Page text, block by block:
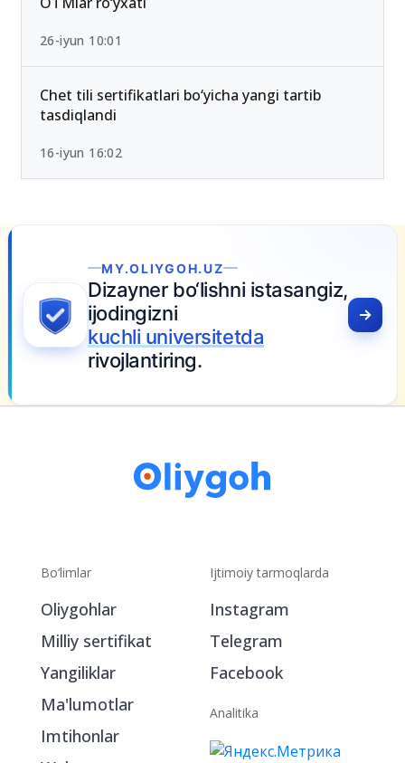
2026-yilda eng past ball bilan kirsa bo‘ladigan
OTMlar ro‘yxati
26-iyun 10:01
Chet tili sertifikatlari bo‘yicha yangi tartib
tasdiqlandi
istasangiz,
Bo‘limlar Ijtimoiy tarmoqlarda
Instagram